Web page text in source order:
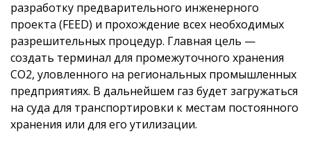
разработку предварительного инженерного
проекта (FEED) и прохождение всех необходимых
разрешительных процедур. Главная цель —
создать терминал для промежуточного хранения
CO2, уловленного на региональных промышленных
предприятиях. В дальнейшем газ будет загружаться
на суда для транспортировки к местам постоянного
хранения или для его утилизации.